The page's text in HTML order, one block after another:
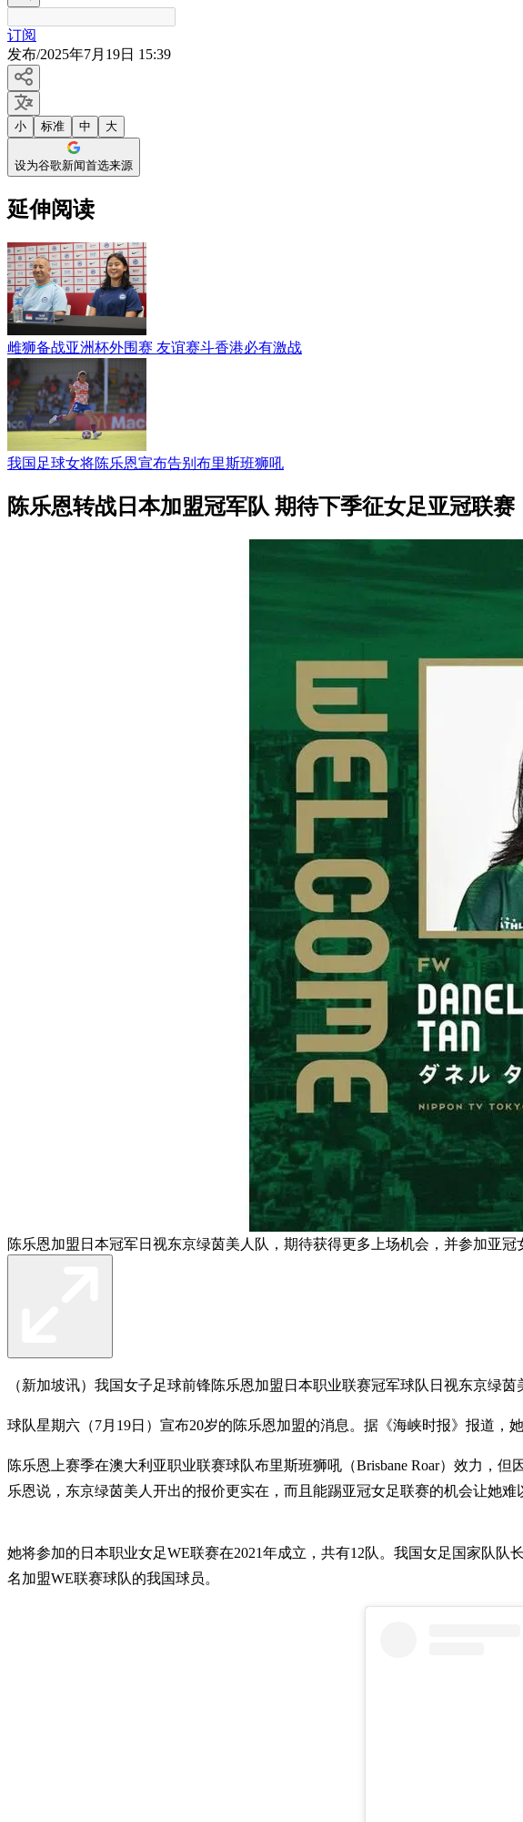
订阅
发布/2025年7月19日 15:39
小 标准 中 大
设为谷歌新闻首选来源
延伸阅读
雌狮备战亚洲杯外围赛 友谊赛斗香港必有激战
我国足球女将陈乐恩宣布告别布里斯班狮吼
陈乐恩转战日本加盟冠军队 期待下季征女足亚冠联
陈乐恩加盟日本冠军日视东京绿茵美人队，期待获得更多上场机会，并参加亚冠
（新加坡讯）我国女子足球前锋陈乐恩加盟日本职业联赛冠军球队日视东京绿
球队星期六（7月19日）宣布20岁的陈乐恩加盟的消息。据《海峡时报》报道，
陈乐恩上赛季在澳大利亚职业联赛球队布里斯班狮吼（Brisbane Roar）效力，
乐恩说，东京绿茵美人开出的报价更实在，而且能踢亚冠女足联赛的机会让她难
她将参加的日本职业女足WE联赛在2021年成立，共有12队。我国女足国家队队
名加盟WE联赛球队的我国球员。